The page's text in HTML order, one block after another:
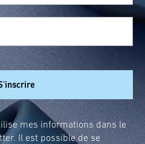
mes informations dans le
Il est possible de se